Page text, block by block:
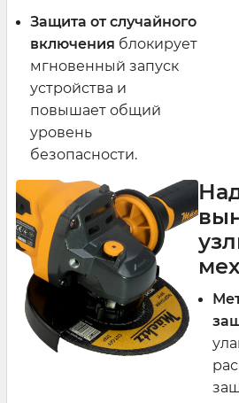
Защита от случайного
включения блокирует
мгновенный запуск
устройства и
повышает общий
уровень
безопасности.